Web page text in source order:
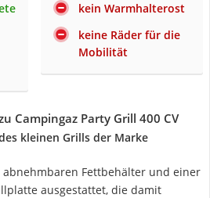
kein Warmhalterost
keine Räder für die
Mobilität
Campingaz Party Grill 400 CV
kleinen Grills der Marke
Fettbehälter und einer
ausgestattet, die damit